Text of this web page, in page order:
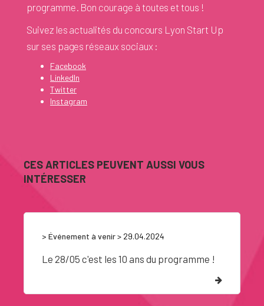
programme. Bon courage à toutes et tous !
Suivez les actualités du concours Lyon Start Up
sur ses pages réseaux sociaux :
Facebook
LinkedIn
Twitter
Instagram
CES ARTICLES PEUVENT AUSSI VOUS
INTÉRESSER
> Événement à venir> 29.04.2024
Le 28/05 c'est les 10 ans du programme !